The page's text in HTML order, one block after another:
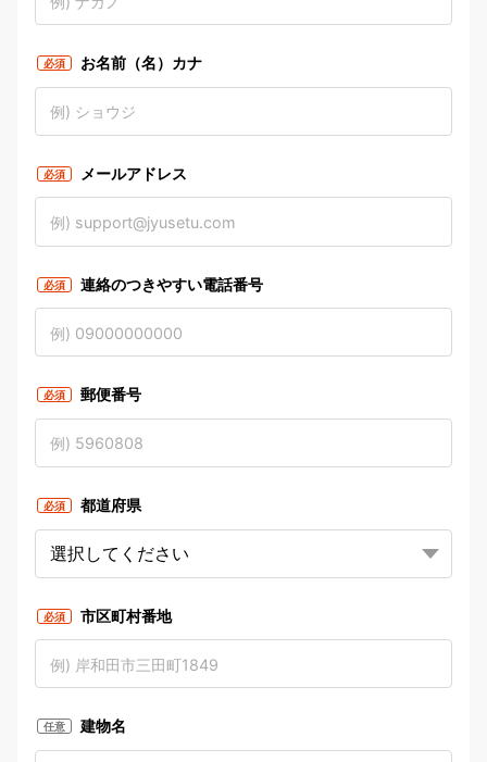
必須 お名前（名）カナ
必須 メールアドレス
必須 連絡のつきやすい電話番号
必須 郵便番号
必須 都道府県
必須 市区町村番地
任意 建物名